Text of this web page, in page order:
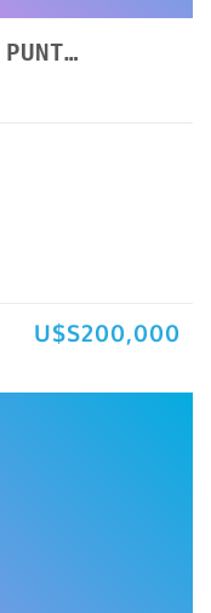
PROPIEDAD EN MUY BUEN PUNTO DE LA CIUDAD
U$S200,000